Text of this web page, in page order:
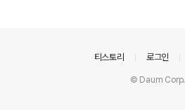
티스토리 로그인
© Daum Corp.